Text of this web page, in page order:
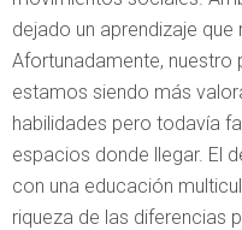
dejado un aprendizaje
Afortunadamente, nuestro
estamos siendo más
habilidades pero todavía
espacios donde llegar. El
con una educación
riqueza de las diferencias